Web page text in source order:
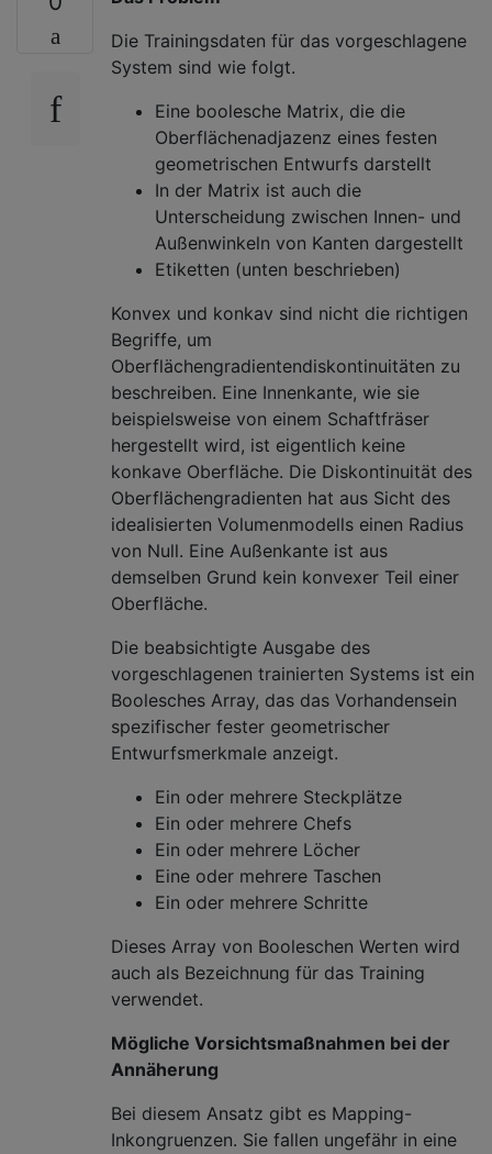
Die Trainingsdaten für das vorgeschlagene
System sind wie folgt.
Eine boolesche Matrix, die die
Oberflächenadjazenz eines festen
geometrischen Entwurfs darstellt
In der Matrix ist auch die
Unterscheidung zwischen Innen- und
Außenwinkeln von Kanten dargestellt
Etiketten (unten beschrieben)
Konvex und konkav sind nicht die richtigen
Begriffe, um
Oberflächengradientendiskontinuitäten zu
beschreiben. Eine Innenkante, wie sie
beispielsweise von einem Schaftfräser
hergestellt wird, ist eigentlich keine
konkave Oberfläche. Die Diskontinuität des
Oberflächengradienten hat aus Sicht des
idealisierten Volumenmodells einen Radius
von Null. Eine Außenkante ist aus
demselben Grund kein konvexer Teil einer
Oberfläche.
Die beabsichtigte Ausgabe des
vorgeschlagenen trainierten Systems ist ein
Boolesches Array, das das Vorhandensein
spezifischer fester geometrischer
Entwurfsmerkmale anzeigt.
Ein oder mehrere Steckplätze
Ein oder mehrere Chefs
Ein oder mehrere Löcher
Eine oder mehrere Taschen
Ein oder mehrere Schritte
Dieses Array von Booleschen Werten wird
auch als Bezeichnung für das Training
verwendet.
Mögliche Vorsichtsmaßnahmen bei der
Annäherung
Bei diesem Ansatz gibt es Mapping-
Inkongruenzen. Sie fallen ungefähr in eine